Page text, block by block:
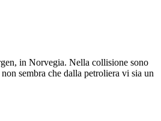
in Norvegia. Nella collisione sono
sembra che dalla petroliera vi sia un